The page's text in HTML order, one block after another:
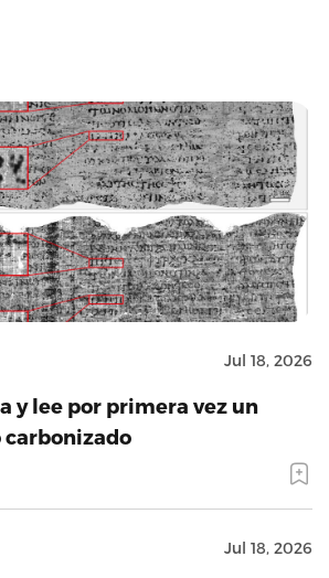
Jul 18, 2026
y lee por primera vez un
Jul 18, 2026